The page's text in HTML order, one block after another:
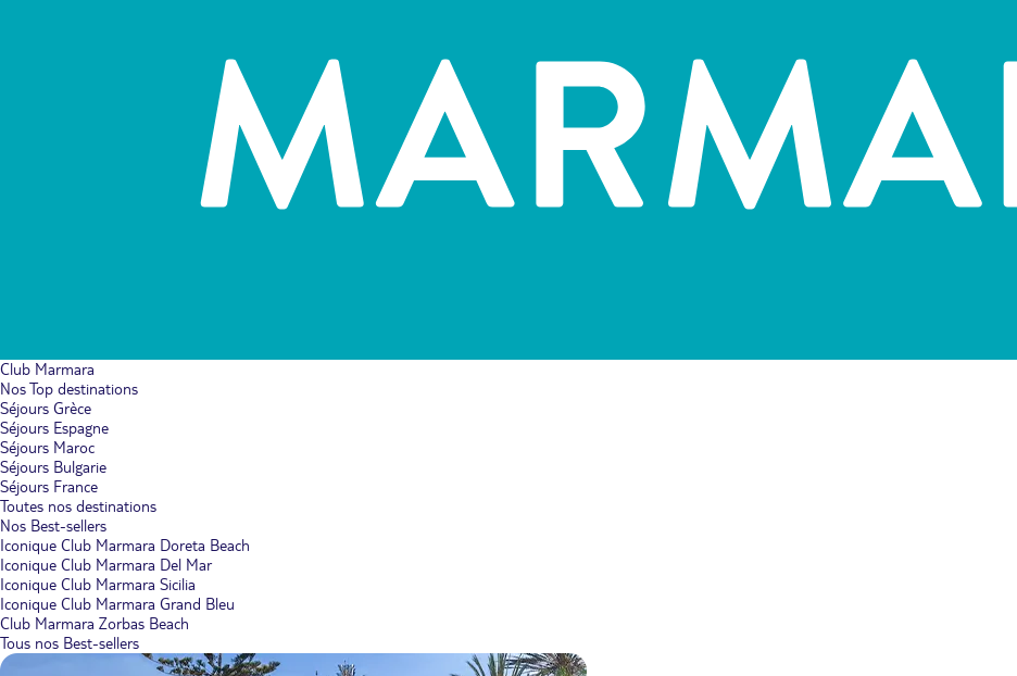
Club Marmara
Nos Top destinations
Séjours Grèce
Séjours Espagne
Séjours Maroc
Séjours Bulgarie
Séjours France
Toutes nos destinations
Nos Best-sellers
Iconique Club Marmara Doreta Beach
Iconique Club Marmara Del Mar
Iconique Club Marmara Sicilia
Iconique Club Marmara Grand Bleu
Club Marmara Zorbas Beach
Tous nos Best-sellers